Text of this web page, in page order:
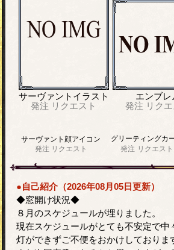
サーヴァントイラスト
発注 リクエスト
エンブレ
発注 リクエ
サーヴァント顔アイコン
発注 リクエスト
グリーティングカ
発注 リクエスト
●自己紹介（2026年08月05日更新）
◆窓開け状況◆
８月のスケジュールが埋りました。
現在スケジュールがとても不安定で中
灯ができずご不便をおかけしておりま